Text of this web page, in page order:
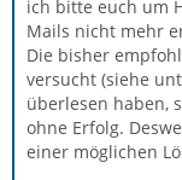
ich bitte euch um
Mails nicht mehr
Die bisher
versucht (siehe
überlesen haben,
ohne Erfolg.
einer möglichen